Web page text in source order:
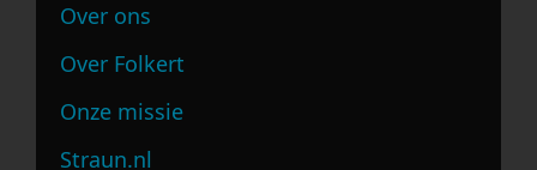
Over ons
Over Folkert
Onze missie
Straun.nl